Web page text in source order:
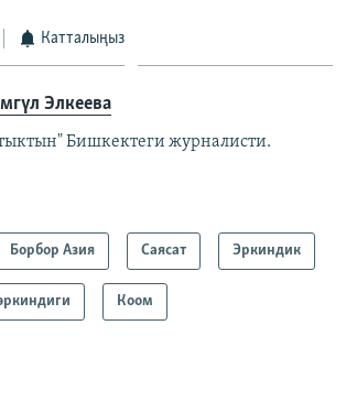
Катталыңыз
Элкеева
Бишкектеги журналисти.
Борбор Азия Саясат Эркиндик
Коом